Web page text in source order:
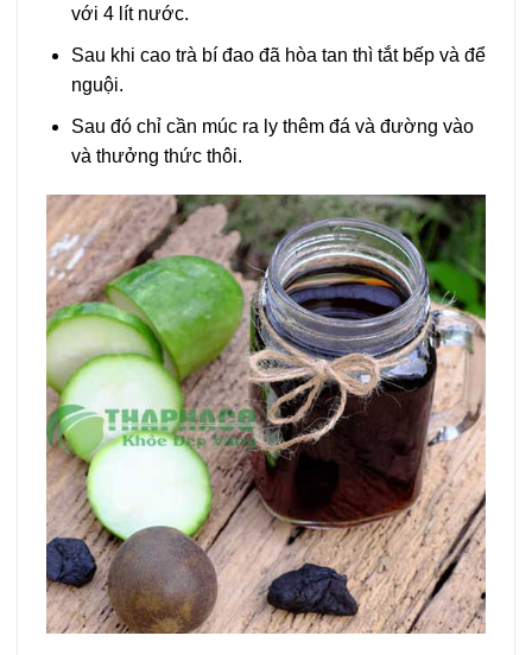
với 4 lít nước.
Sau khi cao trà bí đao đã hòa tan thì tắt bếp và để
nguội.
Sau đó chỉ cần múc ra ly thêm đá và đường vào
và thưởng thức thôi.